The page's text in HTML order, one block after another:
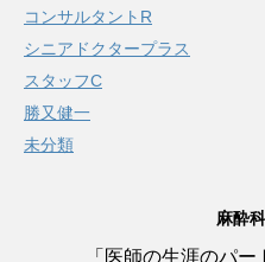
コンサルタントR
シニアドクタープラス
スタッフC
勝又健一
未分類
麻酔
「医師の生涯のパ